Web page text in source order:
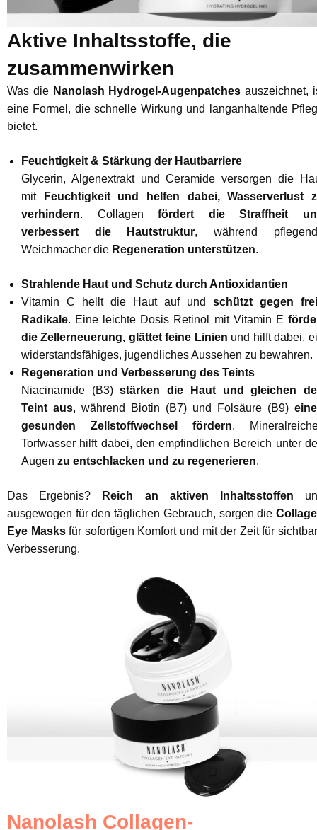
Aktive Inhaltsstoffe, die
zusammenwirken
Was die Nanolash Hydrogel-Augenpatches auszeichnet,
eine Formel, die schnelle Wirkung und langanhaltende
bietet.
Feuchtigkeit & Stärkung der Hautbarriere
Glycerin, Algenextrakt und Ceramide versorgen die
mit
Feuchtigkeit und helfen dabei, Wasserverlust
verhindern. Collagenfördert die Straffheit
verbessert die Hautstruktur, während
Weichmacher die Regeneration unterstützen.
Strahlende Haut und Schutz durch Antioxidantien
Vitamin C hellt die Haut auf und schützt gegen
Radikale. Eine leichte Dosis Retinol mit Vitamin E
die Zellerneuerung, glättet feine Linien und hilft dabei,
widerstandsfähiges, jugendliches Aussehen zu bewahren.
Regeneration und Verbesserung des Teints
Niacinamide (B3)stärken die Haut und gleichen
Teint aus, während Biotin (B7) und Folsäure (B9)
gesunden Zellstoffwechsel fördern.
Torfwasser hilft dabei, den empfindlichen Bereich unter
Augen zu entschlacken und zu regenerieren.
Das Ergebnis? Reich an aktiven Inhaltsstoffen
ausgewogen für den täglichen Gebrauch, sorgen die
Eye Masksfür sofortigen Komfort und mit der Zeit für
Verbesserung.
Nanolash Collagen-